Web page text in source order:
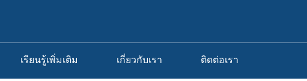
เรียนรู้เพิ่มเติม เกี่ยวกับเรา ติดต่อเรา